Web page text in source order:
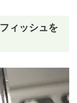
ィッシュを